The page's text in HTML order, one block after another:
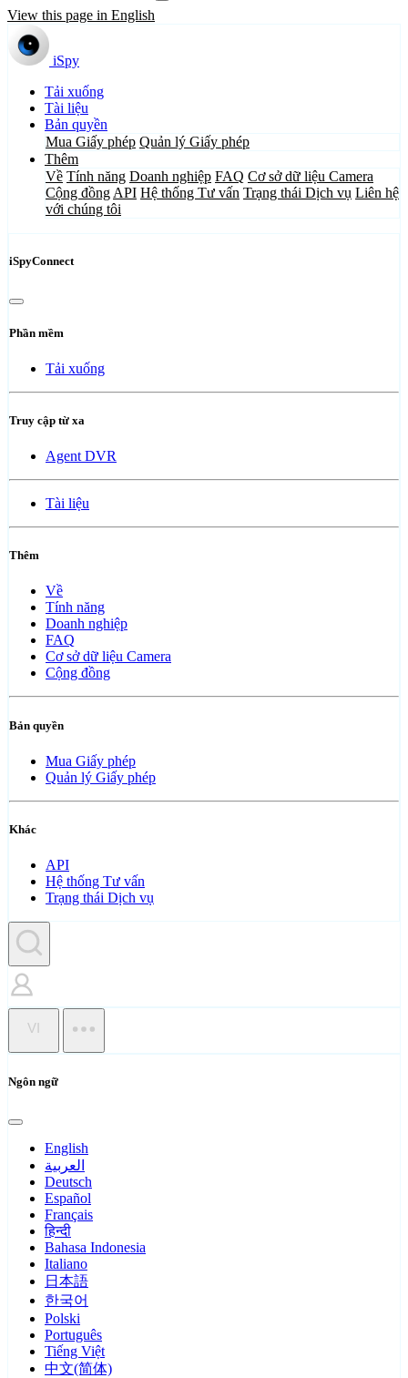
View this page in English
iSpy
Tải xuống
Tài liệu
Bản quyền
Mua Giấy phép Quản lý Giấy phép
Thêm
Về Tính năng Doanh nghiệp FAQ Cơ sở dữ liệu Camera
Cộng đồng API Hệ thống Tư vấn Trạng thái Dịch vụ Liên hệ
với chúng tôi
iSpyConnect
Phần mềm
Tải xuống
Truy cập từ xa
Agent DVR
Tài liệu
Thêm
Về
Tính năng
Doanh nghiệp
FAQ
Cơ sở dữ liệu Camera
Cộng đồng
Bản quyền
Mua Giấy phép
Quản lý Giấy phép
Khác
API
Hệ thống Tư vấn
Trạng thái Dịch vụ
VI
Ngôn ngữ
English
العربية
Deutsch
Español
Français
हिन्दी
Bahasa Indonesia
Italiano
日本語
한국어
Polski
Português
Tiếng Việt
中文(简体)